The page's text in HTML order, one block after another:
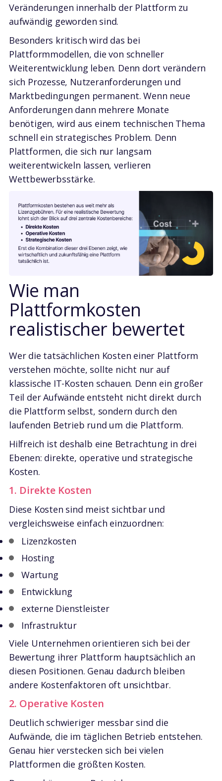
Veränderungen innerhalb der Plattform zu
aufwändig geworden sind.
Besonders kritisch wird das bei
Plattformmodellen, die von schneller
Weiterentwicklung leben. Denn dort verändern
sich Prozesse, Nutzeranforderungen und
Marktbedingungen permanent. Wenn neue
Anforderungen dann mehrere Monate
benötigen, wird aus einem technischen Thema
schnell ein strategisches Problem. Denn
Plattformen, die sich nur langsam
weiterentwickeln lassen, verlieren
Wettbewerbsstärke.
Wie man
Plattformkosten
realistischer bewertet
Wer die tatsächlichen Kosten einer Plattform
verstehen möchte, sollte nicht nur auf
klassische IT-Kosten schauen. Denn ein großer
Teil der Aufwände entsteht nicht direkt durch
die Plattform selbst, sondern durch den
laufenden Betrieb rund um die Plattform.
Hilfreich ist deshalb eine Betrachtung in drei
Ebenen: direkte, operative und strategische
Kosten.
1. Direkte Kosten
Diese Kosten sind meist sichtbar und
vergleichsweise einfach einzuordnen:
Lizenzkosten
Hosting
Wartung
Entwicklung
externe Dienstleister
Infrastruktur
Viele Unternehmen orientieren sich bei der
Bewertung ihrer Plattform hauptsächlich an
diesen Positionen. Genau dadurch bleiben
andere Kostenfaktoren oft unsichtbar.
2. Operative Kosten
Deutlich schwieriger messbar sind die
Aufwände, die im täglichen Betrieb entstehen.
Genau hier verstecken sich bei vielen
Plattformen die größten Kosten.